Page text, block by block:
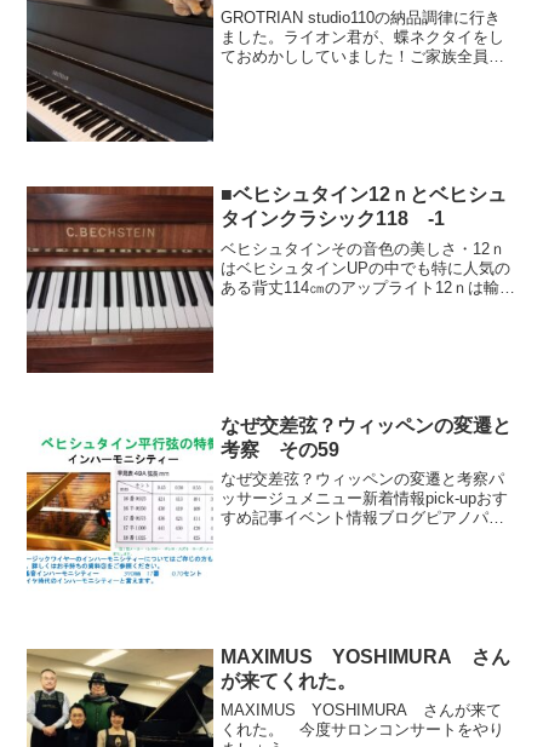
GROTRIAN studio110の納品調律に行き
ました。ライオン君が、蝶ネクタイをし
ておめかししていました！ご家族全員
■ベヒシュタイン12ｎとベヒシュ
タインクラシック118 -1
ベヒシュタインその音色の美しさ・12ｎ
はベヒシュタインUPの中でも特に人気の
ある背丈114㎝のアップライト12ｎは輸入
なぜ交差弦？ウィッペンの変遷と
考察 その59
なぜ交差弦？ウィッペンの変遷と考察パ
ッサージュメニュー新着情報pick-upおす
すめ記事イベント情報ブログピアノパッ
MAXIMUS YOSHIMURA さん
が来てくれた。
MAXIMUS YOSHIMURA さんが来て
くれた。 今度サロンコンサートをやり